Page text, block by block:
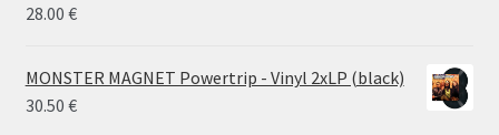
28.00 €
MONSTER MAGNET Powertrip - Vinyl 2xLP (black)
30.50 €